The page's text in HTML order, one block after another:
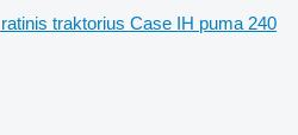
ratinis traktorius Case IH puma 240